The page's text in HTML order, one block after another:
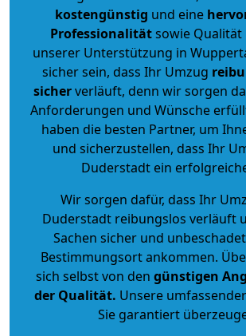
kostengünstig und eine
Professionalitätsowie
unserer Unterstützung in
sicher sein, dass Ihr Umzug
sicherverläuft, denn wir sorgen
Anforderungen und Wünsche
haben die besten Partner, um
und sicherzustellen, dass Ihr
Duderstadt ein
Wir sorgen dafür, dass Ihr
Duderstadt reibungslos verläuft
Sachen sicher und
Bestimmungsort ankommen.
sich selbst von den günstigen
der Qualität. Unsere
Sie garantiert